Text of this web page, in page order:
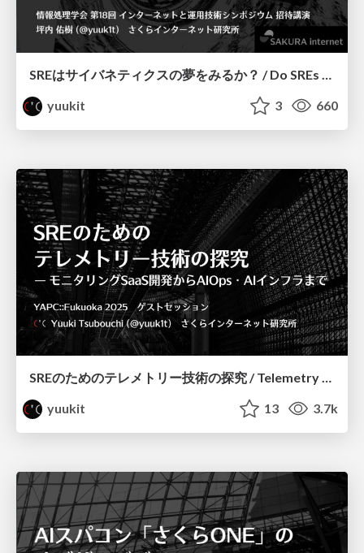
SREはサイバネティクスの夢をみるか？ / Do SREs Dream of Cybernetics?
yuukit
3 660
SREのためのテレメトリー技術の探究 / Telemetry for SRE
yuukit
13 3.7k